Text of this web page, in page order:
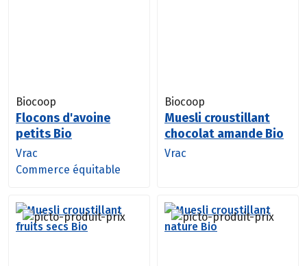
Biocoop
Flocons d'avoine
petits Bio
Vrac
Commerce équitable
Biocoop
Muesli croustillant
chocolat amande Bio
Vrac